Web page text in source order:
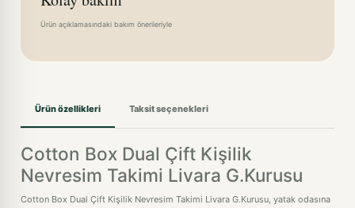
Ürün açıklamasındaki bakım önerileriyle
Ürün özellikleri Taksit seçenekleri
Cotton Box Dual Çift Kişilik
Nevresim Takimi Livara G.Kurusu
Cotton Box Dual Çift Kişilik Nevresim Takimi Livara G.Kurusu, yatak odasına